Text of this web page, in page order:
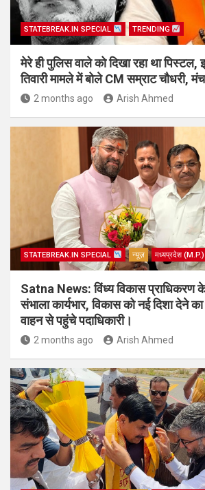
STATEBREAK.IN SPECIAL TRENDING
मेरे ही पुलिस वाले को दिखा रहा था पिस्टल,
तिवारी मामले में बोले CM सम्राट चौधरी,
2 months ago Arish Ahmed
STATEBREAK.IN SPECIAL न्यूज़ मध्यप्रदेश
Satna News: विंध्य विकास प्राधिकरण के
संभाला कार्यभार, विकास को नई दिशा देने
वाहन से पहुंचे पदाधिकारी।
2 months ago Arish Ahmed